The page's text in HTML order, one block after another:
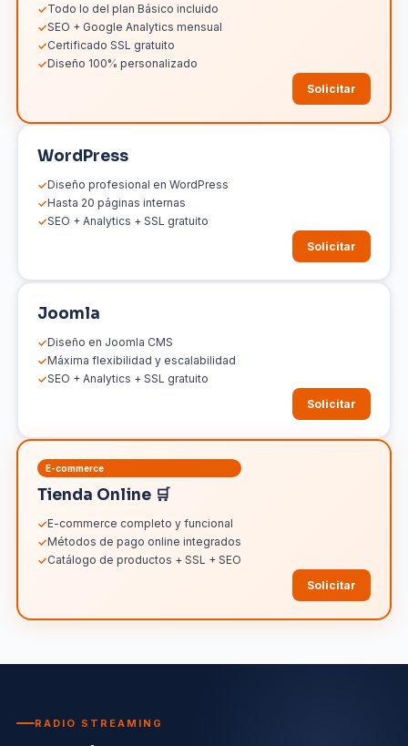
Todo lo del plan Básico incluido
SEO + Google Analytics mensual
Certificado SSL gratuito
Diseño 100% personalizado
Solicitar
WordPress
Diseño profesional en WordPress
Hasta 20 páginas internas
SEO + Analytics + SSL gratuito
Solicitar
Joomla
Diseño en Joomla CMS
Máxima flexibilidad y escalabilidad
SEO + Analytics + SSL gratuito
Solicitar
E-commerce
Tienda Online 🛒
E-commerce completo y funcional
Métodos de pago online integrados
Catálogo de productos + SSL + SEO
Solicitar
RADIO STREAMING